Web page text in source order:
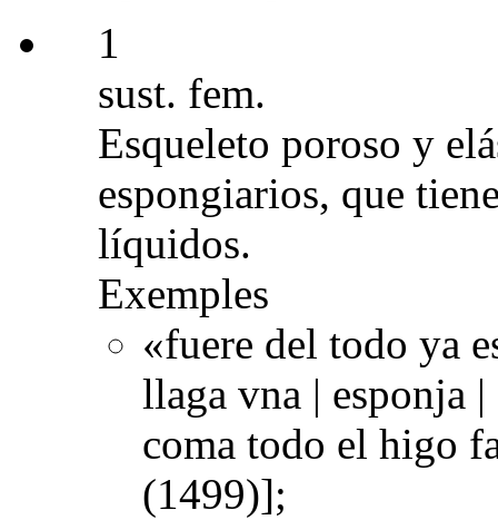
1
sust. fem.
Esqueleto poroso y
espongiarios, que
líquidos.
Exemples
«fuere del todo ya
llaga vna | esponja
coma todo el higo
(1499)];